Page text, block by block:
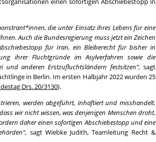
die unter Einsatz ihres Lebens für eine
Auch die Bundesregierung muss jetzt ein Zeichen
für Iran, ein Bleiberecht für bisher in
ihrer Fluchtgründe im Asylverfahren sowie die
anderen Erstzufluchtsländern festsitzen“, sagt
in Berlin. Im ersten Halbjahr 2022 wurden 25
Drs. 20/3130).
werden abgeführt, inhaftiert und misshandelt.
wir nicht wissen, was denjenigen Menschen droht,
daher einen sofortigen Abschiebestopp und eine
sagt Wiebke Judith, Teamleitung Recht &